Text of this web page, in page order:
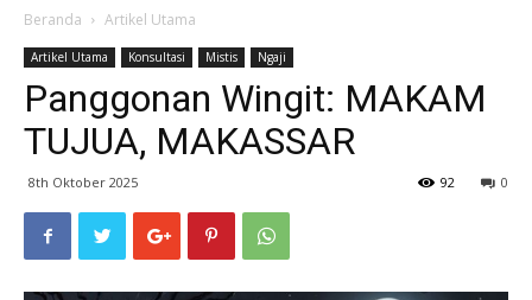
Beranda Artikel Utama
Artikel Utama Konsultasi Mistis Ngaji
Panggonan Wingit: MAKAM
TUJUA, MAKASSAR
8th Oktober 2025 0
92